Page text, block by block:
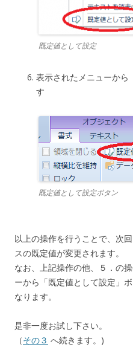
既定値として設定
表示されたメニューから
す
既定値として設定ボタン
以上の操作を行うことで、次
スの既定値が変更されます。
なお、上記操作の他、５．の
ーから「既定値として設定」
なります。
是非一度お試し下さい。
（その３ へ続きます。)